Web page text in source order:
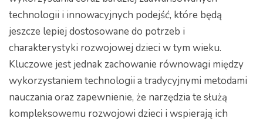
technologii i innowacyjnych podejść, które będą
jeszcze lepiej dostosowane do potrzeb i
charakterystyki rozwojowej dzieci w tym wieku.
Kluczowe jest jednak zachowanie równowagi między
wykorzystaniem technologii a tradycyjnymi metodami
nauczania oraz zapewnienie, że narzędzia te służą
kompleksowemu rozwojowi dzieci i wspierają ich